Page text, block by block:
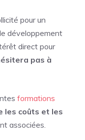
pour un
développement
direct pour
pas à
formations
les coûts et les
associées.